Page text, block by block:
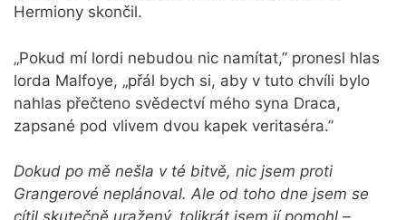
Hermiony skončil.
„Pokud mí lordi nebudou nic namítat,” pronesl hlas
lorda Malfoye, „přál bych si, aby v tuto chvíli bylo
nahlas přečteno svědectví mého syna Draca,
zapsané pod vlivem dvou kapek veritaséra.”
Dokud po mě nešla v té bitvě, nic jsem proti
Grangerové neplánoval. Ale od toho dne jsem se